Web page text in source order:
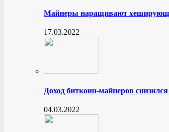
Майнеры наращивают
17.03.2022
Доход биткоин-майнеров
04.03.2022